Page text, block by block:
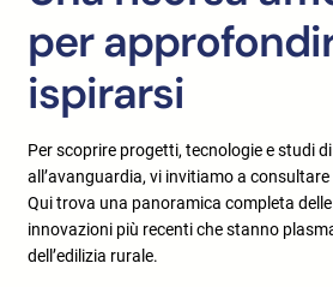
per
ispirarsi
Per scoprire progetti, tecnologie e studi
all’avanguardia, vi invitiamo a
Qui trova una panoramica completa
innovazioni più recenti che stanno
dell’edilizia rurale.